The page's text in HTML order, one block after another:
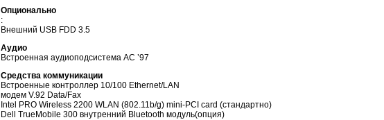
Опционально
:
Внешний USB FDD 3.5
Аудио
Bстроенная аудиоподсистема AC ’97
Средства коммуникации
Встроенные контроллер 10/100 Ethernet/LAN
модем V.92 Data/Fax
Intel PRO Wireless 2200 WLAN (802.11b/g) mini-PCI card (стандартно)
Dell TrueMobile 300 внутренний Bluetooth модуль(опция)